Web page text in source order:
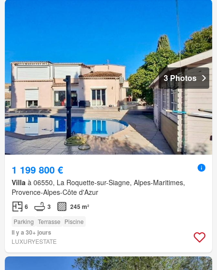
3 Photos
1 199 800 €
Villa à 06550, La Roquette-sur-Siagne, Alpes-Maritimes,
Provence-Alpes-Côte d'Azur
6 3 245 m²
Parking Terrasse Piscine
Il y a 30+ jours
LUXURYESTATE